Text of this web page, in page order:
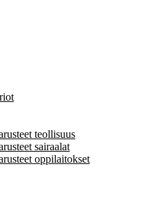
teollisuus
sairaalat
oppilaitokset